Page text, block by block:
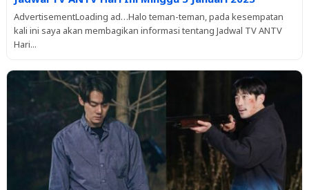
AdvertisementLoading ad…Halo teman-teman, pada kesempatan
kali ini saya akan membagikan informasi tentang Jadwal TV ANTV
Hari...